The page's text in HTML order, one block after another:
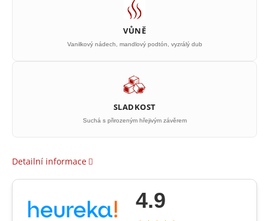
VŮNĚ
Vanilkový nádech, mandlový podtón, vyzrálý dub
SLADKOST
Suchá s přirozeným hřejivým závěrem
Detailní informace
4.9